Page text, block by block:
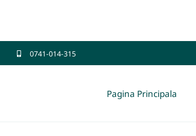
0741-014-315
Pagina Principala